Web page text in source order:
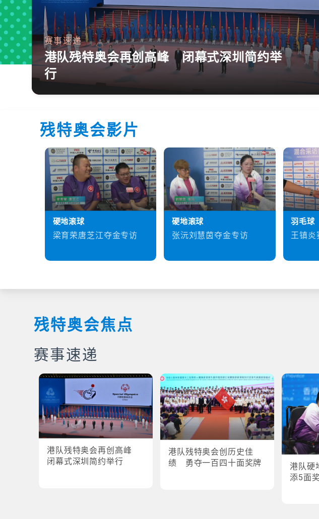
赛事速递
港队残特奥会再创高峰 闭幕式深圳简约举
行
残特奥会影片
硬地滚球
梁育荣唐芝江夺金专访
硬地滚球
张沅刘慧茵夺金专访
羽毛球
王镇炎
残特奥会焦点
赛事速递
港队残特奥会再创高峰
闭幕式深圳简约举行
港队残特奥会创历史佳
绩 勇夺一百四十面奖牌
港队硬
添5面